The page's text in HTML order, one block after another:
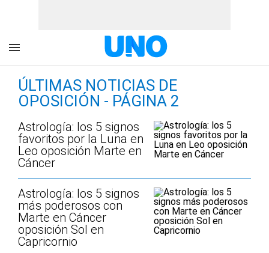
ÚLTIMAS NOTICIAS DE
OPOSICIÓN - PÁGINA 2
Astrología: los 5 signos
favoritos por la Luna en
Leo oposición Marte en
Cáncer
Astrología: los 5 signos
más poderosos con
Marte en Cáncer
oposición Sol en
Capricornio